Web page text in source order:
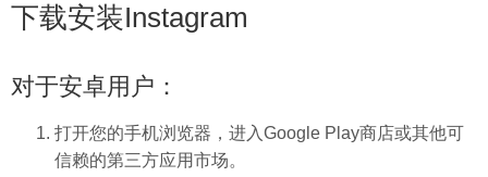
下载安装Instagram
对于安卓用户：
打开您的手机浏览器，进入Google Play商店或其他可
信赖的第三方应用市场。